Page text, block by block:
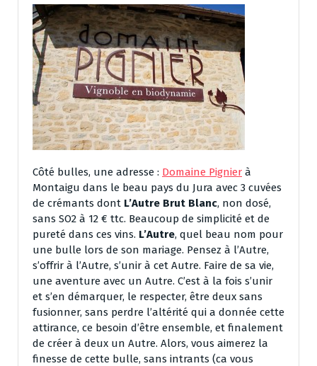
Côté bulles, une adresse : Domaine Pignier à
Montaigu dans le beau pays du Jura avec 3 cuvées
de crémants dont L’Autre Brut Blanc, non dosé,
sans SO2 à 12 € ttc. Beaucoup de simplicité et de
pureté dans ces vins. L’Autre, quel beau nom pour
une bulle lors de son mariage. Pensez à l’Autre,
s’offrir à l’Autre, s’unir à cet Autre. Faire de sa vie,
une aventure avec un Autre. C’est à la fois s’unir
et s’en démarquer, le respecter, être deux sans
fusionner, sans perdre l’altérité qui a donnée cette
attirance, ce besoin d’être ensemble, et finalement
de créer à deux un Autre. Alors, vous aimerez la
finesse de cette bulle, sans intrants (ca vous